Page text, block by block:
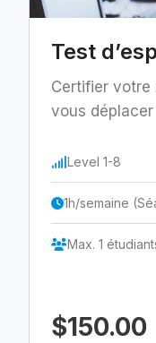
Test
Certifier votre
vous déplacer
Level 1-8
1h/semaine
Max. 1
$150.00